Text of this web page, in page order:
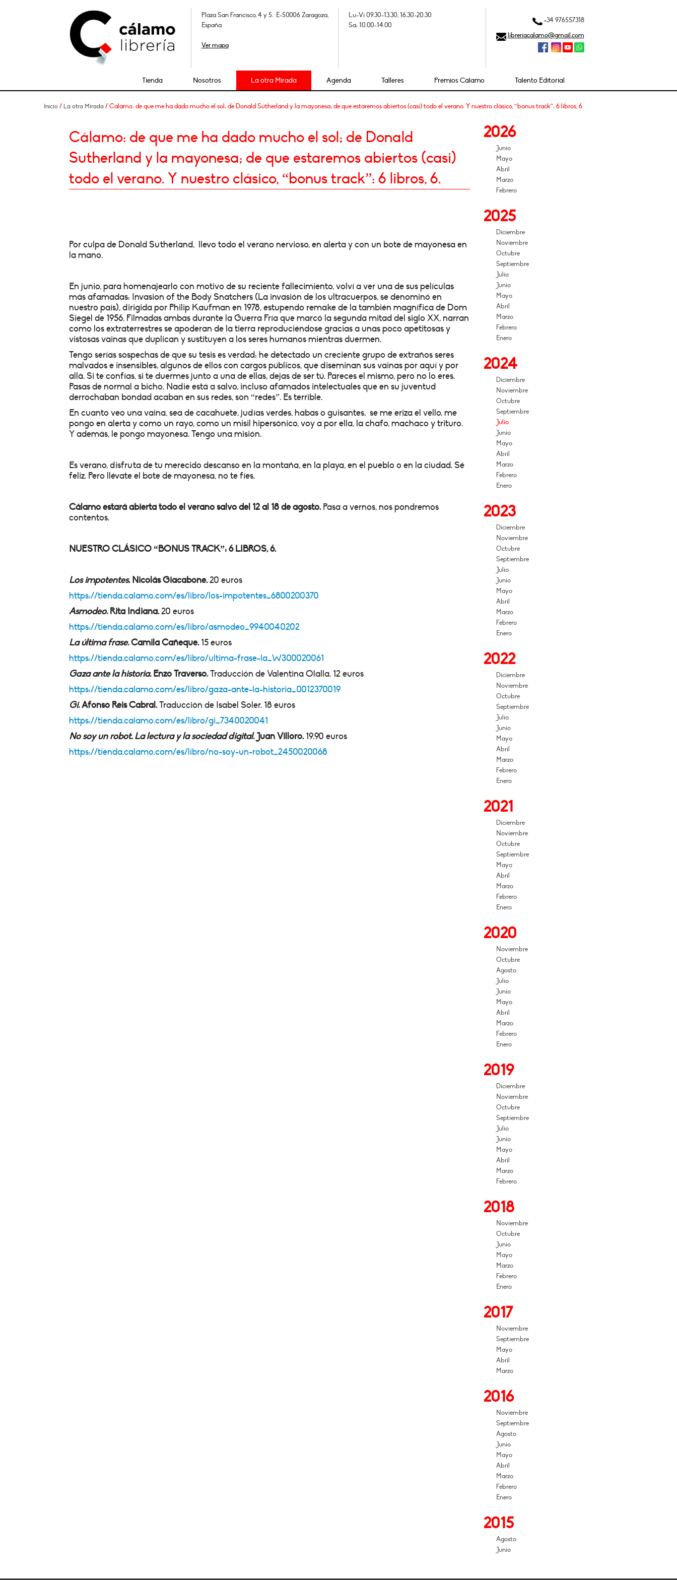
Plaza San Francisco, 4 y 5. E-50006 Zaragoza,
España
Ver mapa
Lu-Vi 09.30-13.30, 16.30-20.30
Sa: 10.00-14.00
+34 976557318
libreriacalamo@gmail.com
Tienda Nosotros La otra Mirada Agenda Talleres Premios Cálamo Talento Editorial
Inicio / La otra Mirada / Cálamo: de que me ha dado mucho el sol; de Donald Sutherland y la mayonesa; de que estaremos abiertos (casi) todo el verano. Y nuestro clásico, “bonus track”: 6 libros, 6.
Cálamo: de que me ha dado mucho el sol; de Donald
Sutherland y la mayonesa; de que estaremos abiertos (casi)
todo el verano. Y nuestro clásico, “bonus track”: 6 libros, 6.
Por culpa de Donald Sutherland, llevo todo el verano nervioso, en alerta y con un bote de mayonesa en
la mano.
En junio, para homenajearlo con motivo de su reciente fallecimiento, volví a ver una de sus películas
más afamadas: Invasion of the Body Snatchers (La invasión de los ultracuerpos, se denominó en
nuestro país), dirigida por Philip Kaufman en 1978, estupendo remake de la también magnífica de Dom
Siegel de 1956. Filmadas ambas durante la Guerra Fría que marcó la segunda mitad del siglo XX, narran
como los extraterrestres se apoderan de la tierra reproduciéndose gracias a unas poco apetitosas y
vistosas vainas que duplican y sustituyen a los seres humanos mientras duermen.
Tengo serías sospechas de que su tesis es verdad: he detectado un creciente grupo de extraños seres
malvados e insensibles, algunos de ellos con cargos públicos, que diseminan sus vainas por aquí y por
allá. Si te confías, si te duermes junto a una de ellas, dejas de ser tú. Pareces el mismo, pero no lo eres.
Pasas de normal a bicho. Nadie está a salvo, incluso afamados intelectuales que en su juventud
derrochaban bondad acaban en sus redes, son “redes”. Es terrible.
En cuanto veo una vaina, sea de cacahuete, judías verdes, habas o guisantes, se me eriza el vello, me
pongo en alerta y como un rayo, como un misil hipersónico, voy a por ella, la chafo, machaco y trituro.
Y además, le pongo mayonesa. Tengo una misión.
Es verano, disfruta de tu merecido descanso en la montaña, en la playa, en el pueblo o en la ciudad. Sé
feliz. Pero llévate el bote de mayonesa, no te fíes.
Cálamo estará abierta todo el verano salvo del 12 al 18 de agosto.Pasa a vernos, nos pondremos
contentos.
NUESTRO CLÁSICO “BONUS TRACK”: 6 LIBROS, 6.
Los impotentes. Nicolás Giacabone.20 euros
https://tienda.calamo.com/es/libro/los-impotentes_6800200370
Asmodeo. Rita Indiana.20 euros
https://tienda.calamo.com/es/libro/asmodeo_9940040202
La última frase.Camila Cañeque.15 euros
https://tienda.calamo.com/es/libro/ultima-frase-la_W300020061
Gaza ante la historia. Enzo Traverso.Traducción de Valentina Olalla. 12 euros
https://tienda.calamo.com/es/libro/gaza-ante-la-historia_0012370019
Gi.Afonso Reis Cabral.Traducción de Isabel Soler. 18 euros
https://tienda.calamo.com/es/libro/gi_7340020041
No soy un robot. La lectura y la sociedad digital. Juan Villoro.19.90 euros
https://tienda.calamo.com/es/libro/no-soy-un-robot_2450020068
2026
Junio
Mayo
Abril
Marzo
Febrero
2025
Diciembre
Noviembre
Octubre
Septiembre
Julio
Junio
Mayo
Abril
Marzo
Febrero
Enero
2024
Diciembre
Noviembre
Octubre
Septiembre
Julio
Junio
Mayo
Abril
Marzo
Febrero
Enero
2023
Diciembre
Noviembre
Octubre
Septiembre
Julio
Junio
Mayo
Abril
Marzo
Febrero
Enero
2022
Diciembre
Noviembre
Octubre
Septiembre
Julio
Junio
Mayo
Abril
Marzo
Febrero
Enero
2021
Diciembre
Noviembre
Octubre
Septiembre
Mayo
Abril
Marzo
Febrero
Enero
2020
Noviembre
Octubre
Agosto
Julio
Junio
Mayo
Abril
Marzo
Febrero
Enero
2019
Diciembre
Noviembre
Octubre
Septiembre
Julio
Junio
Mayo
Abril
Marzo
Febrero
2018
Noviembre
Octubre
Junio
Mayo
Marzo
Febrero
Enero
2017
Noviembre
Septiembre
Mayo
Abril
Marzo
2016
Noviembre
Septiembre
Agosto
Junio
Mayo
Abril
Marzo
Febrero
Enero
2015
Agosto
Junio